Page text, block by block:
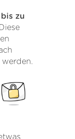
bis zu